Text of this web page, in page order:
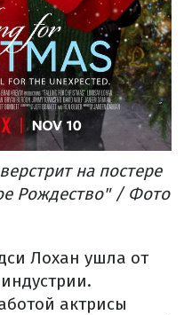
на постере
Рождество" / Фото
Лохан ушла от
актрисы